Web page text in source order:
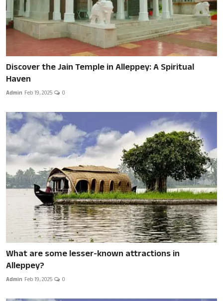
Discover the Jain Temple in Alleppey: A Spiritual
Haven
Admin Feb 19, 2025 0
What are some lesser-known attractions in
Alleppey?
Admin Feb 19, 2025 0